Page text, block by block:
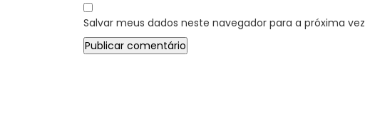
Salvar meus dados neste navegador para a próxima